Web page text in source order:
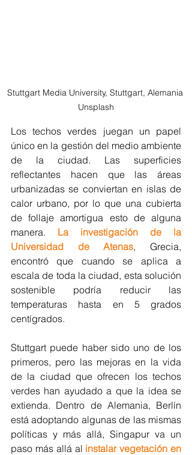
Stuttgart Media University, Stuttgart, Alemania
Unsplash
Los techos verdes juegan un papel
único en la gestión del medio ambiente
de la ciudad. Las superficies
reflectantes hacen que las áreas
urbanizadas se conviertan en islas de
calor urbano, por lo que una cubierta
de follaje amortigua esto de alguna
manera. La investigación de la
Universidad de Atenas, Grecia,
encontró que cuando se aplica a
escala de toda la ciudad, esta solución
sostenible podría reducir las
temperaturas hasta en 5 grados
centígrados.
Stuttgart puede haber sido uno de los
primeros, pero las mejoras en la vida
de la ciudad que ofrecen los techos
verdes han ayudado a que la idea se
extienda. Dentro de Alemania, Berlín
está adoptando algunas de las mismas
políticas y más allá, Singapur va un
paso más allá al instalar vegetación en